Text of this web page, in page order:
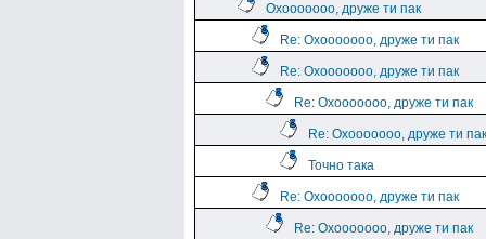
Охооооооо, друже ти пак
Re: Охооооооо, друже ти пак
Re: Охооооооо, друже ти пак
Re: Охооооооо, друже ти пак
Re: Охооооооо, друже ти пак
Точно така
Re: Охооооооо, друже ти пак
Re: Охооооооо, друже ти пак